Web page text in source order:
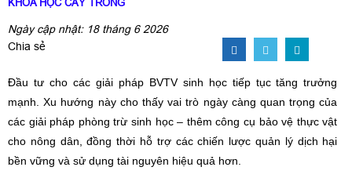
KHOA HỌC CÂY TRỒNG
Ngày cập nhật: 18 tháng 6 2026
Chia sẻ
Đầu tư cho các giải pháp BVTV sinh học tiếp tục tăng trưởng
mạnh. Xu hướng này cho thấy vai trò ngày càng quan trọng của
các giải pháp phòng trừ sinh học – thêm công cụ bảo vệ thực vật
cho nông dân, đồng thời hỗ trợ các chiến lược quản lý dịch hại
bền vững và sử dụng tài nguyên hiệu quả hơn.